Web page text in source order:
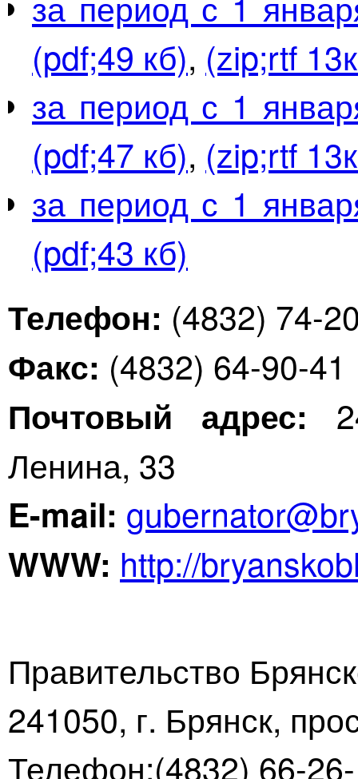
(pdf;49 кб), (zip;rtf
за период с 1
(pdf;47 кб), (zip;rtf
за период с 1
(pdf;43 кб)
Телефон: (4832) 74-
Факс: (4832) 64-90-41
Почтовый адрес:
Ленина, 33
E-mail:
WWW: http://
Правительство
241050, г. Брянск,
Телефон:(4832) 66-